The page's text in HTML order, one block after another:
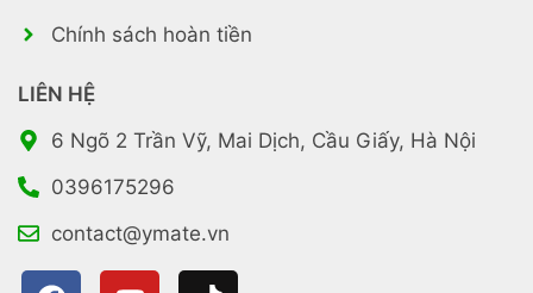
Chính sách hoàn tiền
LIÊN HỆ
6 Ngõ 2 Trần Vỹ, Mai Dịch, Cầu Giấy, Hà Nội
0396175296
contact@ymate.vn